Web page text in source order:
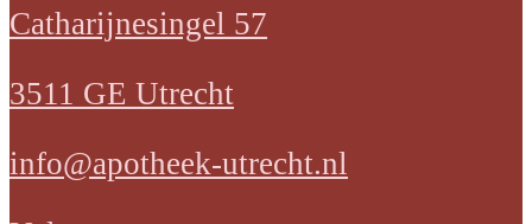
Catharijnesingel 57
3511 GE Utrecht
info@apotheek-utrecht.nl